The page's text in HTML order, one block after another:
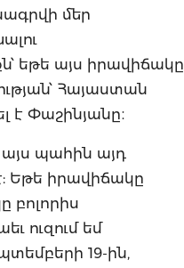
մեր
եթե այս իրավիճակը
Հայաստան
է Փաշինյանը։
պահին այդ
Եթե իրավիճակը
բոլորիս
ուզում եմ
19-ին,